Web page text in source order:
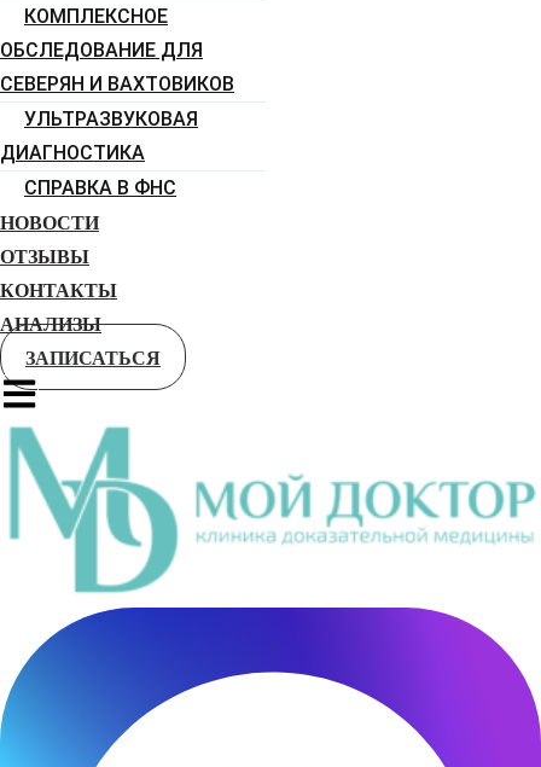
КОМПЛЕКСНОЕ
ОБСЛЕДОВАНИЕ ДЛЯ
СЕВЕРЯН И ВАХТОВИКОВ
УЛЬТРАЗВУКОВАЯ
ДИАГНОСТИКА
СПРАВКА В ФНС
НОВОСТИ
ОТЗЫВЫ
КОНТАКТЫ
АНАЛИЗЫ
ЗАПИСАТЬСЯ